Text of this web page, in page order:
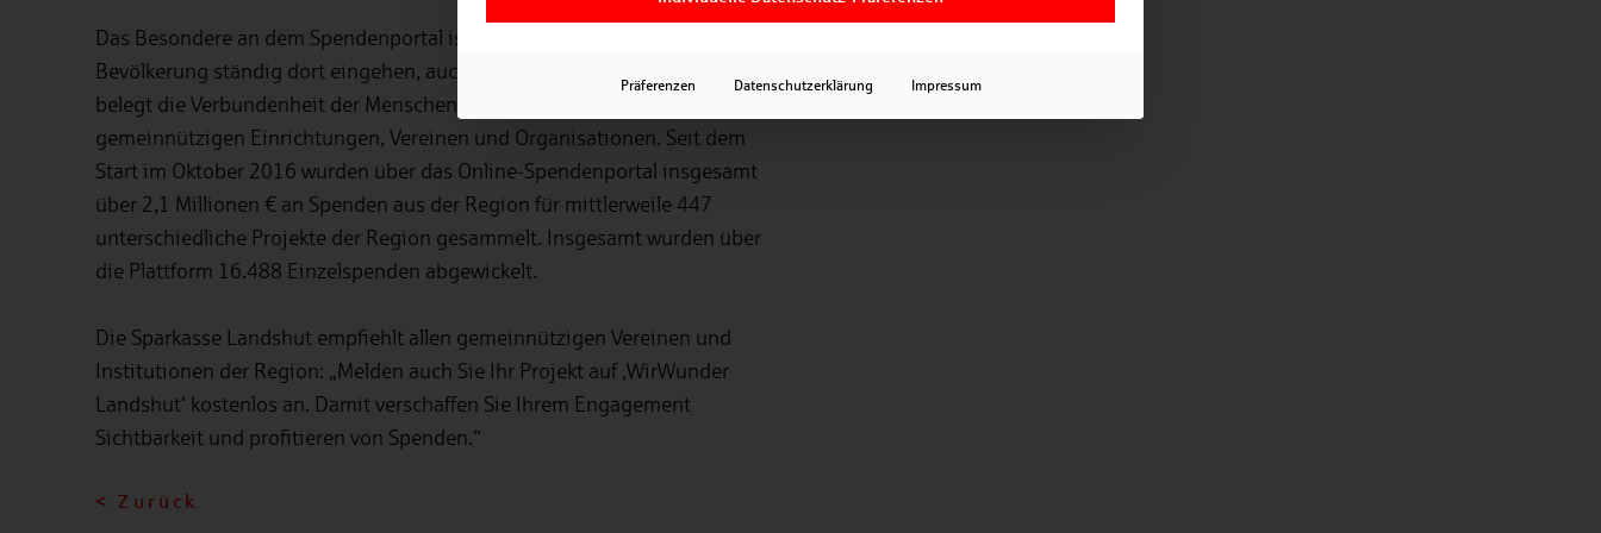
Das Besondere an dem Spendenportal ist, dass Spenden aus der
Bevölkerung ständig dort eingehen, auch ohne besondere Aktionen. Das
belegt die Verbundenheit der Menschen mit ihrer Region und den
gemeinnützigen Einrichtungen, Vereinen und Organisationen. Seit dem
Start im Oktober 2016 wurden über das Online-Spendenportal insgesamt
über 2,1 Millionen € an Spenden aus der Region für mittlerweile 447
unterschiedliche Projekte der Region gesammelt. Insgesamt wurden über
die Plattform 16.488 Einzelspenden abgewickelt.
Die Sparkasse Landshut empfiehlt allen gemeinnützigen Vereinen und
Institutionen der Region: „Melden auch Sie Ihr Projekt auf ‚WirWunder
Landshut‘ kostenlos an. Damit verschaffen Sie Ihrem Engagement
Sichtbarkeit und profitieren von Spenden.“
< Zurück
Präferenzen Datenschutzerklärung Impressum